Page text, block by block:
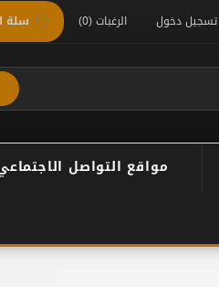
تسجيل دخول الرغبات(0) سلة
مواقع التواصل